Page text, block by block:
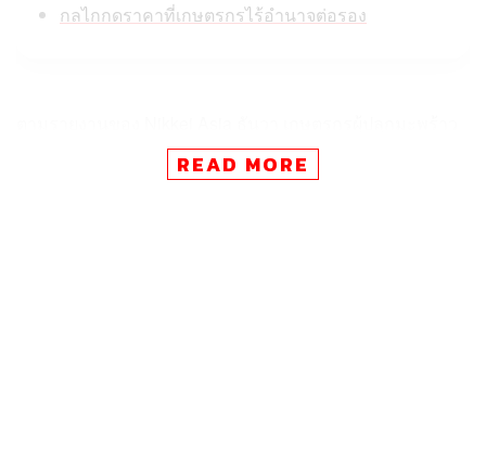
กลไกกดราคาที่เกษตรกรไร้อำนาจต่อรอง
วัย 53 ปี ในจังหวัดราชบุรี ที่สืบทอดสวนมะพร้าวกว่า 1,000
ต้นบนที่ดิน 48,000 ตารางเมตรจากพ่อเมื่อ 30 ปีก่อน เปิดเผย
READ MORE